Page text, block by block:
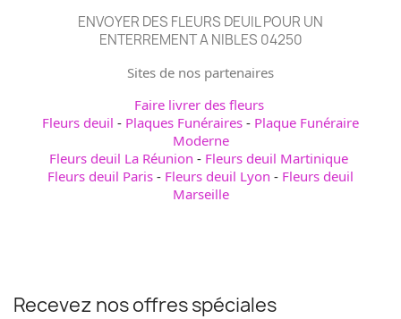
ENVOYER DES FLEURS DEUIL POUR UN
ENTERREMENT A NIBLES 04250
Sites de nos partenaires
Faire livrer des fleurs
Fleurs deuil - Plaques Funéraires - Plaque Funéraire
Moderne
Fleurs deuil La Réunion - Fleurs deuil Martinique
Fleurs deuil Paris - Fleurs deuil Lyon - Fleurs deuil
Marseille
Recevez nos offres spéciales